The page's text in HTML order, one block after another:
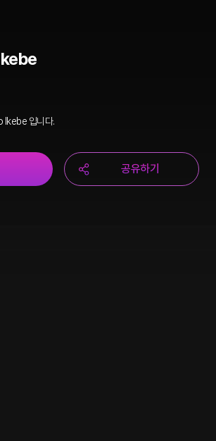
Ikebe 입니다.
공유하기